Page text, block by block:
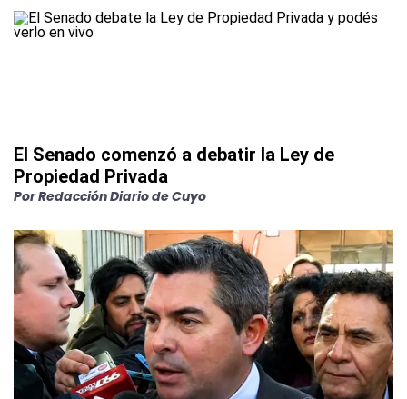
El Senado comenzó a debatir la Ley de
Propiedad Privada
PorRedacción Diario de Cuyo